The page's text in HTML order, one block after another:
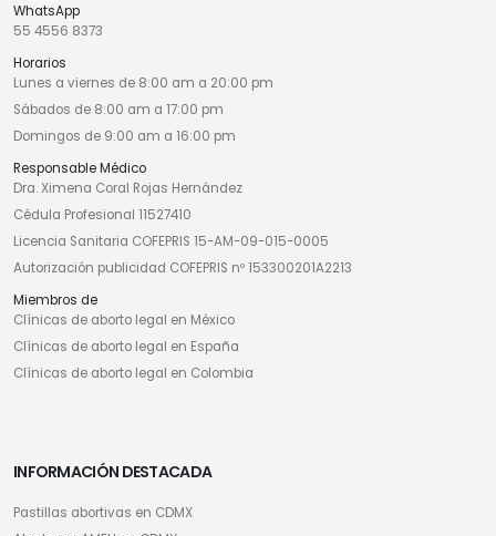
WhatsApp
55 4556 8373
Horarios
Lunes a viernes de 8:00 am a 20:00 pm
Sábados de 8:00 am a 17:00 pm
Domingos de 9:00 am a 16:00 pm
Responsable Médico
Dra. Ximena Coral Rojas Hernández
Cédula Profesional 11527410
Licencia Sanitaria COFEPRIS 15-AM-09-015-0005
Autorización publicidad COFEPRIS nº 153300201A2213
Miembros de
Clínicas de aborto legal en México
Clínicas de aborto legal en España
Clínicas de aborto legal en Colombia
INFORMACIÓN DESTACADA
Pastillas abortivas en CDMX